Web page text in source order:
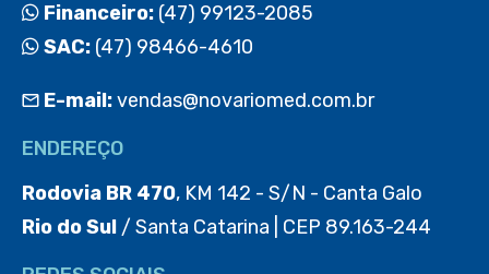
Financeiro: (47) 99123-2085
SAC: (47) 98466-4610
E-mail:vendas@novariomed.com.br
ENDEREÇO
Rodovia BR 470, KM 142 - S/N - Canta Galo
Rio do Sul / Santa Catarina | CEP 89.163-244